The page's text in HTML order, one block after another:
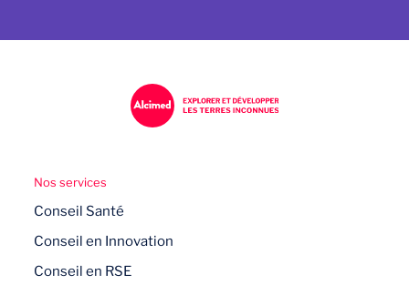
Nos services
Conseil Santé
Conseil en Innovation
Conseil en RSE